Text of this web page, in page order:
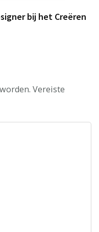
bij het Creëren
Vereiste